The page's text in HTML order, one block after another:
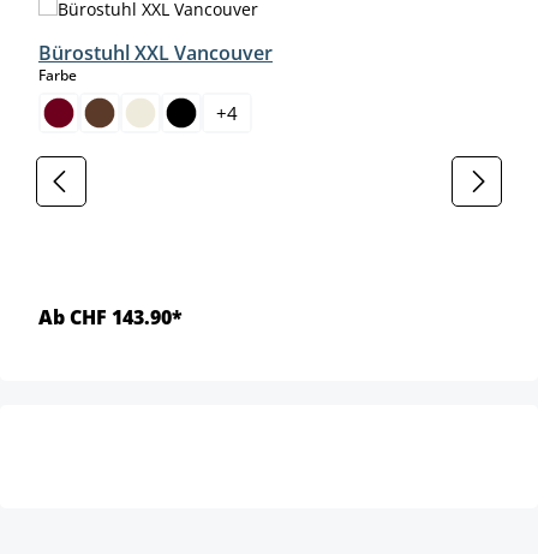
Bürostuhl XXL Vancouver
Farbeauswählen
+4
Ab CHF 143.90*